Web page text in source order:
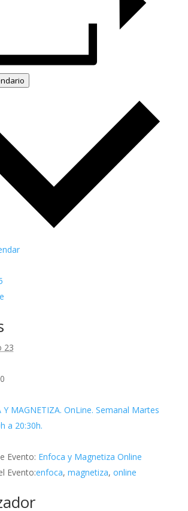
23
Y MAGNETIZA. OnLine. Semanal Martes
a 20:30h.
Evento: Enfoca y Magnetiza Online
Evento:enfoca, magnetiza, online